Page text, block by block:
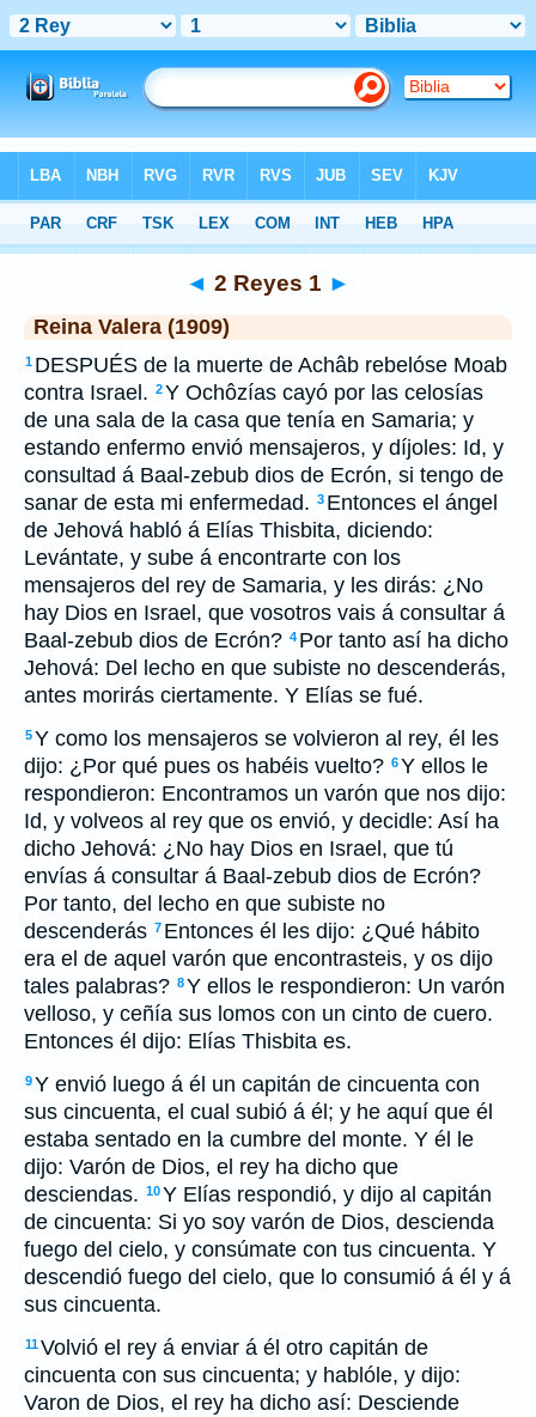
>RVR 1909 > 2 Reyes 1
◄ 2 Reyes 1 ►
Reina Valera (1909)
1 DESPUÉS de la muerte de Achâb rebelóse Moab
contra Israel. 2Y Ochôzías cayó por las celosías
de una sala de la casa que tenía en Samaria; y
estando enfermo envió mensajeros, y díjoles: Id, y
consultad á Baal-zebub dios de Ecrón, si tengo de
sanar de esta mi enfermedad. 3 Entonces el ángel
de Jehová habló á Elías Thisbita, diciendo:
Levántate, y sube á encontrarte con los
mensajeros del rey de Samaria, y les dirás: ¿No
hay Dios en Israel, que vosotros vais á consultar á
Baal-zebub dios de Ecrón? 4 Por tanto así ha dicho
Jehová: Del lecho en que subiste no descenderás,
antes morirás ciertamente. Y Elías se fué.
5Y como los mensajeros se volvieron al rey, él les
dijo: ¿Por qué pues os habéis vuelto? 6Y ellos le
respondieron: Encontramos un varón que nos dijo:
Id, y volveos al rey que os envió, y decidle: Así ha
dicho Jehová: ¿No hay Dios en Israel, que tú
envías á consultar á Baal-zebub dios de Ecrón?
Por tanto, del lecho en que subiste no
descenderás 7 Entonces él les dijo: ¿Qué hábito
era el de aquel varón que encontrasteis, y os dijo
tales palabras? 8Y ellos le respondieron: Un varón
velloso, y ceñía sus lomos con un cinto de cuero.
Entonces él dijo: Elías Thisbita es.
9Y envió luego á él un capitán de cincuenta con
sus cincuenta, el cual subió á él; y he aquí que él
estaba sentado en la cumbre del monte. Y él le
dijo: Varón de Dios, el rey ha dicho que
desciendas. 10Y Elías respondió, y dijo al capitán
de cincuenta: Si yo soy varón de Dios, descienda
fuego del cielo, y consúmate con tus cincuenta. Y
descendió fuego del cielo, que lo consumió á él y á
sus cincuenta.
11Volvió el rey á enviar á él otro capitán de
cincuenta con sus cincuenta; y hablóle, y dijo:
Varon de Dios, el rey ha dicho así: Desciende